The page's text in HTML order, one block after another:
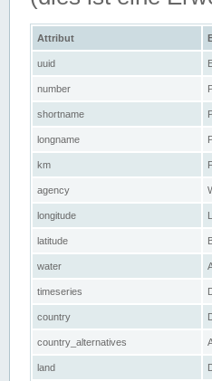
Attribut
uuid
number
shortname
longname
km
agency
longitude
latitude
water
timeseries
country
country_alternatives
land